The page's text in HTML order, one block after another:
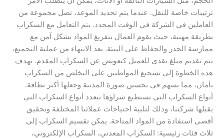
ترتيبات خاصة للنقل. عندما يتم تحديد الموعد، تصل مجموعة من
العاملين في الشركة في الوقت المحدد. يتم التعامل مع السكراب
بطريقة مهنية، حيث يقوم العمال بتفريغ المواد بشكل آمن مع
ممارسة الحذر والحفاظ على البيئة. بعد الانتهاء من عملية التجميع،
يتم تقديم مبلغ نقدي للعميل كتعويض عن السكراب المقدم. تهدف
هذه الخطوة إلى تشجيع المواطنين على التخلص من السكراب
بأمان، مما يسهم في تحسين صورة المدينة وجعلها أكثر نظافة.
أنواع السكراب التي نستطيع شراؤها تتعدد أنواع السكراب التي
يقبلها شركتنا، وذلك لتلبية احتياجات عملائنا المختلفة وتحقيق
أقصى استفادة من المواد المتاحة. يمكن تقسيم السكراب إلى
ثلاث فئات رئيسية: السكراب المعدني، السكراب الإلكتروني،